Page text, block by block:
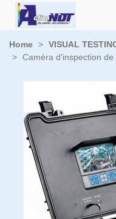
Home > VISUAL
> Caméra d'inspection de